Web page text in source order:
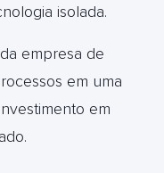
isolada.
empresa de
em uma
em